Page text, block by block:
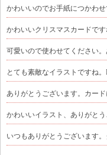
かわいいのでお手紙につかわ
かわいいクリスマスカードです
可愛いので使わせてください。
とても素敵なイラストですね
ありがとうございます。カー
かわいいイラスト、ありがと
いつもありがとうございます